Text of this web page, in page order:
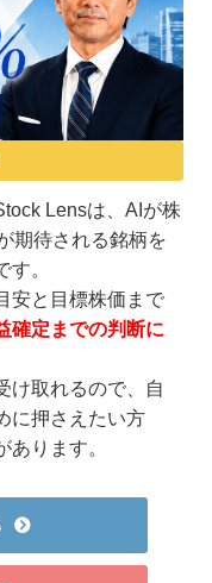
Lensは、AIが株
期待される銘柄を
。
安と目標株価まで
確定までの判断に
け取れるので、自
に押さえたい方
ります。